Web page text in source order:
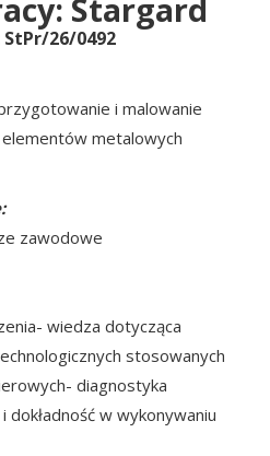
Stargard
26/0492
i malowanie
metalowych
zawodowe
wiedza dotycząca
stosowanych
diagnostyka
w wykonywaniu